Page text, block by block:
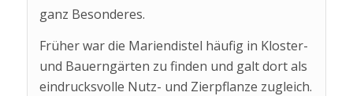
ganz Besonderes.
Früher war die Mariendistel häufig in Kloster-
und Bauerngärten zu finden und galt dort als
eindrucksvolle Nutz- und Zierpflanze zugleich.